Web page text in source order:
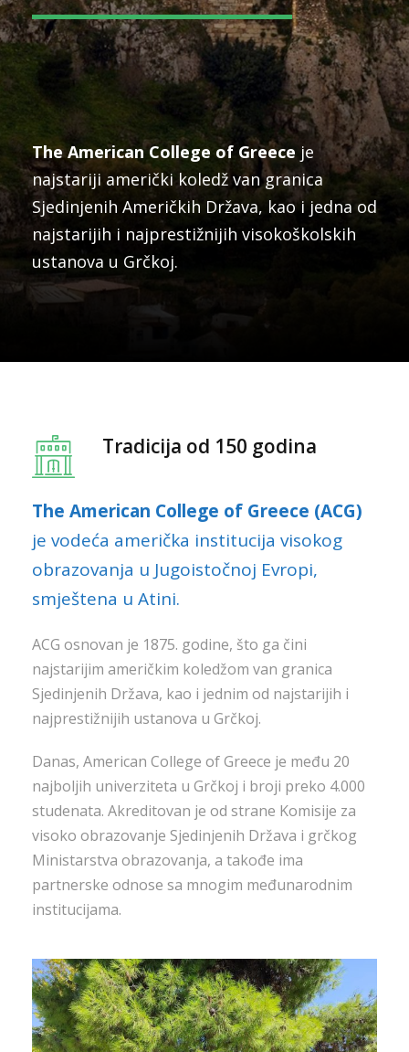
The American College of Greece je
najstariji američki koledž van granica
Sjedinjenih Američkih Država, kao i jedna od
najstarijih i najprestižnijih visokoškolskih
ustanova u Grčkoj.
Tradicija od 150 godina
The American College of Greece (ACG)
je vodeća američka institucija visokog
obrazovanja u Jugoistočnoj Evropi,
smještena u Atini.
ACG osnovan je 1875. godine, što ga čini
najstarijim američkim koledžom van granica
Sjedinjenih Država, kao i jednim od najstarijih i
najprestižnijih ustanova u Grčkoj.
Danas, American College of Greece je među 20
najboljih univerziteta u Grčkoj i broji preko 4.000
studenata. Akreditovan je od strane Komisije za
visoko obrazovanje Sjedinjenih Država i grčkog
Ministarstva obrazovanja, a takođe ima
partnerske odnose sa mnogim međunarodnim
institucijama.